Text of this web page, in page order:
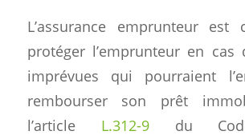
L’assurance emprunteur est
protéger l’emprunteur en cas
imprévues qui pourraient
rembourser son prêt
l’article L.312-9du